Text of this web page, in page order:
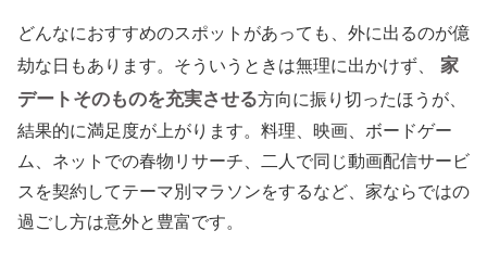
どんなにおすすめのスポットがあっても、外に出るのが億
劫な日もあります。そういうときは無理に出かけず、
家
デートそのものを充実させる方向に振り切ったほうが、
結果的に満足度が上がります。料理、映画、ボードゲー
ム、ネットでの春物リサーチ、二人で同じ動画配信サービ
スを契約してテーマ別マラソンをするなど、家ならではの
過ごし方は意外と豊富です。